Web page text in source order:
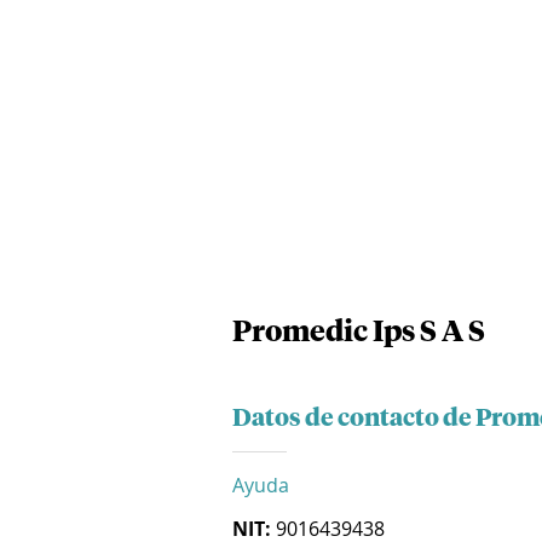
Promedic Ips S A S
Datos de contacto de
Ayuda
NIT: 9016439438